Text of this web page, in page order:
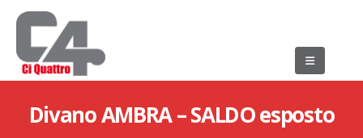
Divano AMBRA – SALDO esposto